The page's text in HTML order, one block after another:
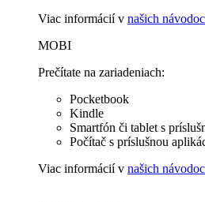
Viac informácií v našich
MOBI
Prečítate na zariadeniach:
Pocketbook
Kindle
Smartfón či tablet s
Počítač s príslušnou
Viac informácií v našich